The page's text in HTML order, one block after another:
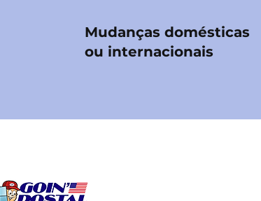
Mudanças domésticas
ou internacionais